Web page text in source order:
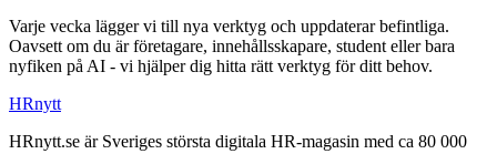
Varje vecka lägger vi till nya verktyg och uppdaterar befintliga.
Oavsett om du är företagare, innehållsskapare, student eller bara
nyfiken på AI - vi hjälper dig hitta rätt verktyg för ditt behov.
HRnytt
HRnytt.se är Sveriges största digitala HR-magasin med ca 80 000